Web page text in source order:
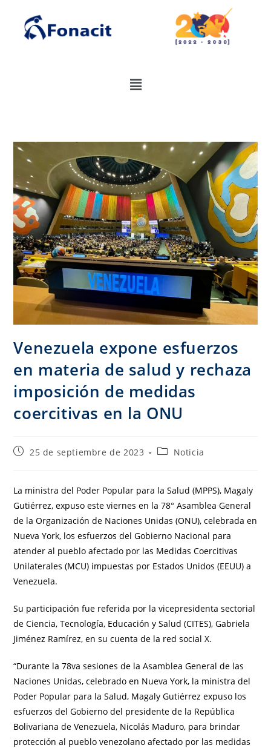
Venezuela expone esfuerzos
en materia de salud y rechaza
imposición de medidas
coercitivas en la ONU
25 de septiembre de 2023 Noticia
La ministra del Poder Popular para la Salud (MPPS), Magaly
Gutiérrez, expuso este viernes en la 78° Asamblea General
de la Organización de Naciones Unidas (ONU), celebrada en
Nueva York, los esfuerzos del Gobierno Nacional para
atender al pueblo afectado por las Medidas Coercitivas
Unilaterales (MCU) impuestas por Estados Unidos (EEUU) a
Venezuela.
Su participación fue referida por la vicepresidenta sectorial
de Ciencia, Tecnología, Educación y Salud (CITES), Gabriela
Jiménez Ramírez, en su cuenta de la red social X.
“Durante la 78va sesiones de la Asamblea General de las
Naciones Unidas, celebrado en Nueva York, la ministra del
Poder Popular para la Salud, Magaly Gutiérrez expuso los
esfuerzos del Gobierno del presidente de la República
Bolivariana de Venezuela, Nicolás Maduro, para brindar
protección al pueblo venezolano afectado por las medidas